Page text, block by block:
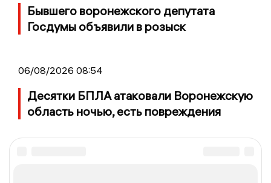
Бывшего воронежского депутата
Госдумы объявили в розыск
06/08/2026 08:54
Десятки БПЛА атаковали Воронежскую
область ночью, есть повреждения